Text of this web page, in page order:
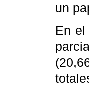
un
En el